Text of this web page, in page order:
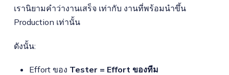
เรานิยามคำว่างานเสร็จ เท่ากับ งานที่พร้อมนำขึ้น
Production เท่านั้น
ดังนั้น:
Effort ของ Tester = Effort ของทีม